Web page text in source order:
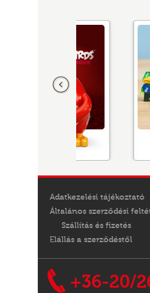
Adatkezelési tájékoztató
Általános szerződési
Szállítás és fizetés
Elállás a szerződéstől
+36-20/